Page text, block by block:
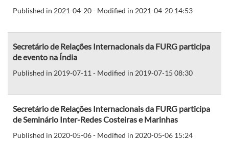
Published in 2021-04-20 - Modified in 2021-04-20 14:53
Secretário de Relações Internacionais da FURG participa
de evento na Índia
Published in 2019-07-11 - Modified in 2019-07-15 08:30
Secretário de Relações Internacionais da FURG participa
de Seminário Inter-Redes Costeiras e Marinhas
Published in 2020-05-06 - Modified in 2020-05-06 15:24